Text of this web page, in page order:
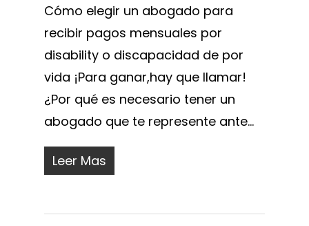
Cómo elegir un abogado para
recibir pagos mensuales por
disability o discapacidad de por
vida ¡Para ganar,hay que llamar!
¿Por qué es necesario tener un
abogado que te represente ante...
Leer Mas